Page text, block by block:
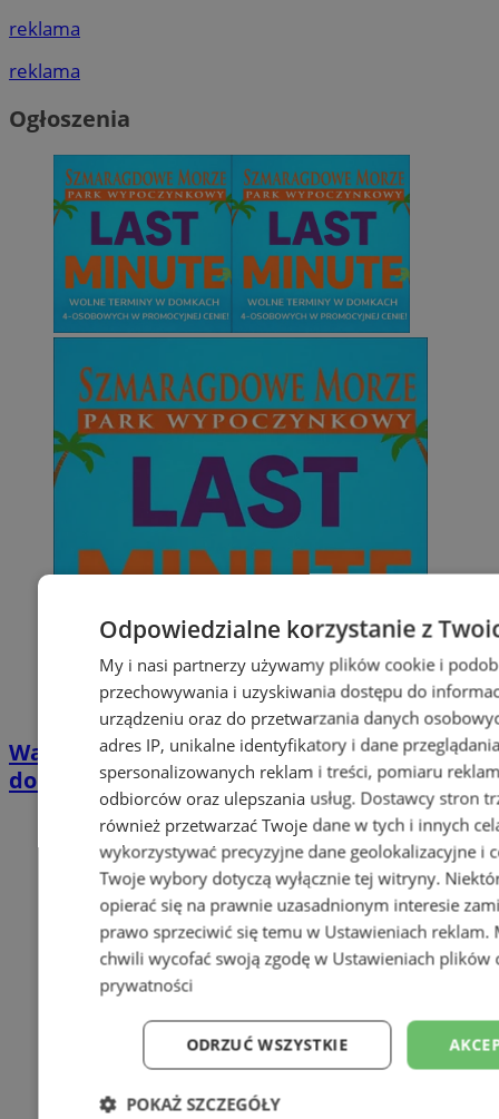
reklama
reklama
Ogłoszenia
Wakacyjny wypoczynek nad Bałtykiem w
domkach Szmaragdowe Morze
Odpowiedzialne korzystanie z
My i nasi partnerzy używamy plików cookie i
przechowywania i uzyskiwania dostępu do
urządzeniu oraz do przetwarzania danych
adres IP, unikalne identyfikatory i dane
spersonalizowanych reklam i treści, pomiaru
odbiorców oraz ulepszania usług. Dostawcy stron
również przetwarzać Twoje dane w tych i innych
wykorzystywać precyzyjne dane geolokalizacyjne i
Twoje wybory dotyczą wyłącznie tej witryny.
opierać się na prawnie uzasadnionym interesie
prawo sprzeciwić się temu w Ustawieniach reklam.
chwili wycofać swoją zgodę w Ustawieniach plików
prywatności
ODRZUĆ WSZYSTKIE
POKAŻ SZCZEGÓŁY